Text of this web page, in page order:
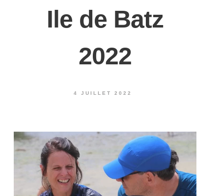
Ile de Batz
2022
4 JUILLET 2022